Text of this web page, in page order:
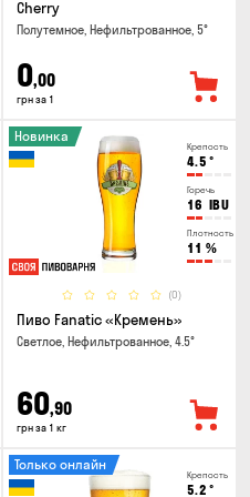
Cherry
Полутемное, Нефильтрованное, 5°
0,00
грн за 1
Крепость
4.5 °
Горечь
16 IBU
Плотность
11 %
(0)
Новинка
Пиво Fanatic «Кремень»
Светлое, Нефильтрованное, 4.5°
60,90
грн за 1 кг
Крепость
5.2 °
Только онлайн